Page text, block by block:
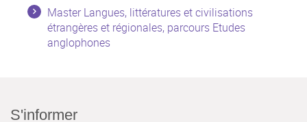
Master Langues, littératures et civilisations
étrangères et régionales, parcours Etudes
anglophones
S'informer